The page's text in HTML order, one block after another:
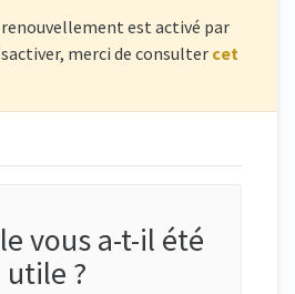
est activé par
merci de consulter cet
vous a-t-il été
utile ?